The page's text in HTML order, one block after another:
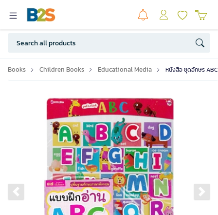
Books Children Books Educational Media หนังสือ ชุดอักษร
Previous slide